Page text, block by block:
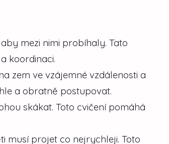
mezi nimi probíhaly. Tato
koordinaci.
zem ve vzájemné vzdálenosti a
a obratně postupovat.
skákat. Toto cvičení pomáhá
musí projet co nejrychleji. Toto